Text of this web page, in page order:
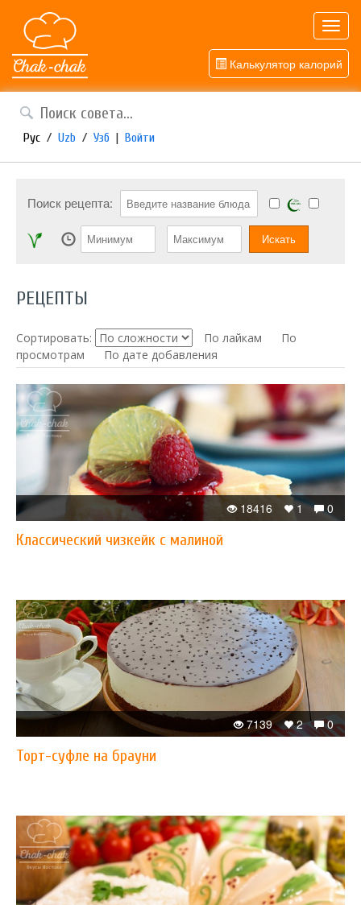
Калькулятор калорий
Рус / Uzb / Узб | Войти
Поиск рецепта:
РЕЦЕПТЫ
Сортировать: По лайкам
По
просмотрам
По дате добавления
0
1
18416
Классический чизкейк с малиной
0
2
7139
Торт-суфле на брауни